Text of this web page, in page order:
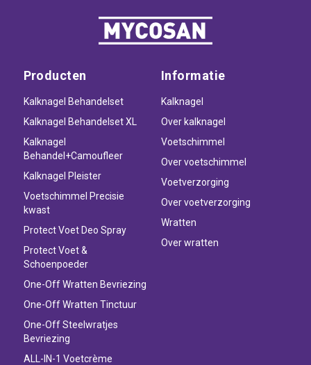
Producten
Kalknagel Behandelset
Kalknagel Behandelset XL
Kalknagel
Behandel+Camoufleer
Kalknagel Pleister
Voetschimmel Precisie
kwast
Protect Voet Deo Spray
Protect Voet &
Schoenpoeder
One-Off Wratten Bevriezing
One-Off Wratten Tinctuur
One-Off Steelwratjes
Bevriezing
ALL-IN-1 Voetcrème
Informatie
Kalknagel
Over kalknagel
Voetschimmel
Over voetschimmel
Voetverzorging
Over voetverzorging
Wratten
Over wratten